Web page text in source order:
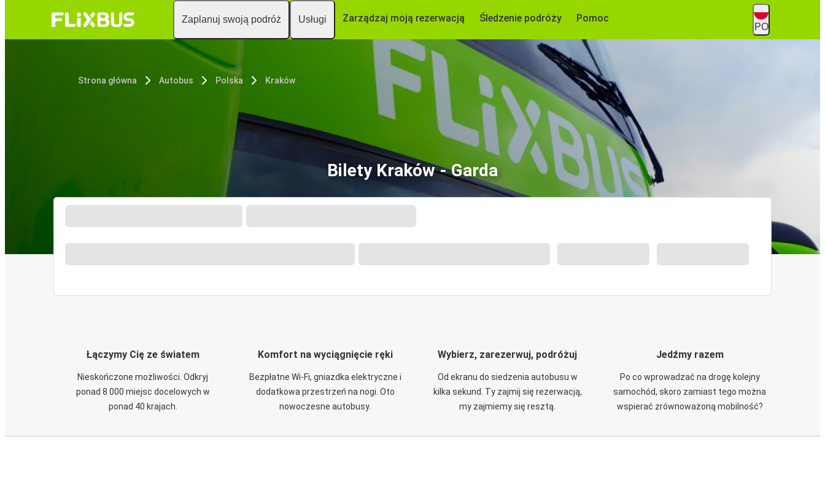
Zaplanuj swoją podróż Usługi Zarządzaj moją rezerwacją Śledzenie podróży Pomoc
PO
Strona główna Autobus Polska Kraków
Bilety Kraków - Garda
Łączymy Cię ze światem
Nieskończone możliwości. Odkryj
ponad 8 000 miejsc docelowych w
ponad 40 krajach.
Komfort na wyciągnięcie ręki
Bezpłatne Wi-Fi, gniazdka elektryczne i
dodatkowa przestrzeń na nogi. Oto
nowoczesne autobusy.
Wybierz, zarezerwuj, podróżuj
Od ekranu do siedzenia autobusu w
kilka sekund. Ty zajmij się rezerwacją,
my zajmiemy się resztą.
Jedźmy razem
Po co wprowadzać na drogę kolejny
samochód, skoro zamiast tego można
wspierać zrównoważoną mobilność?